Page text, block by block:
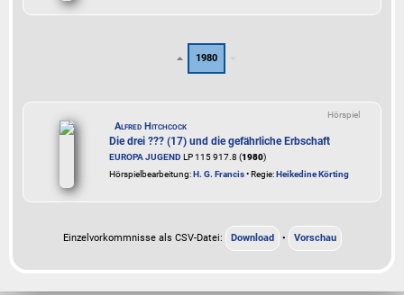
1980
Hörspiel
Alfred Hitchcock
Die drei ??? (17) und die gefährliche Erbschaft
EUROPA JUGEND LP 115 917.8 (1980)
Hörspielbearbeitung:H. G. Francis• Regie:Heikedine Körting
Einzelvorkommnisse als CSV-Datei: Download • Vorschau